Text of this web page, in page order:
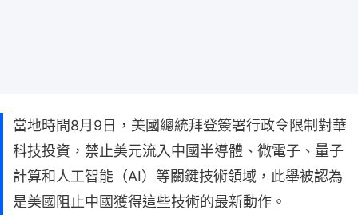
當地時間8月9日，美國總統拜登簽署行政令限制對華
科技投資，禁止美元流入中國半導體、微電子、量子
計算和人工智能（AI）等關鍵技術領域，此舉被認為
是美國阻止中國獲得這些技術的最新動作。